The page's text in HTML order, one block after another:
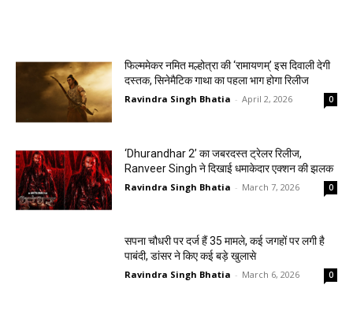
फिल्ममेकर नमित मल्होत्रा की ‘रामायणम्’ इस दिवाली देगी
दस्तक, सिनेमैटिक गाथा का पहला भाग होगा रिलीज
Ravindra Singh Bhatia - April 2, 2026 0
‘Dhurandhar 2’ का जबरदस्त ट्रेलर रिलीज,
Ranveer Singh ने दिखाई धमाकेदार एक्शन की झलक
Ravindra Singh Bhatia - March 7, 2026 0
सपना चौधरी पर दर्ज हैं 35 मामले, कई जगहों पर लगी है
पाबंदी, डांसर ने किए कई बड़े खुलासे
Ravindra Singh Bhatia - March 6, 2026 0